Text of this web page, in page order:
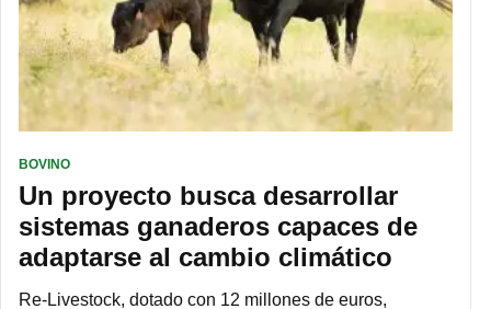
BOVINO
Un proyecto busca desarrollar
sistemas ganaderos capaces de
adaptarse al cambio climático
Re-Livestock, dotado con 12 millones de euros,